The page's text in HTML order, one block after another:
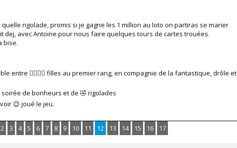
rigolade, promis si je gagne les 1 million au loto on partiras se marier
dej, avec Antoine pour nous faire quelques tours de cartes trouées.
bise.
entre 👯‍♂️👯‍♂️ filles au premier rang, en compagnie de la fantastique, drôle et
de bonheurs et de 🤣 rigolades
😉 joué le jeu.
2 3 4 5 6 7 8 9 10 11 12 13 14 15 16 17